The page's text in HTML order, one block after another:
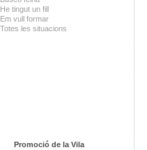
He tingut un fill
Em vull formar
Totes les situacions
Promoció de la Vila